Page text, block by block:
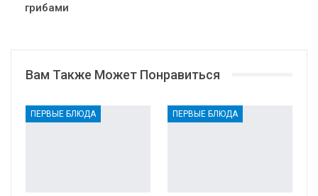
грибами
Вам Также Может Понравиться
ПЕРВЫЕ БЛЮДА ПЕРВЫЕ БЛЮДА